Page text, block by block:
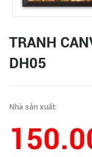
TRANH
DH05
Nhà sản xuất: